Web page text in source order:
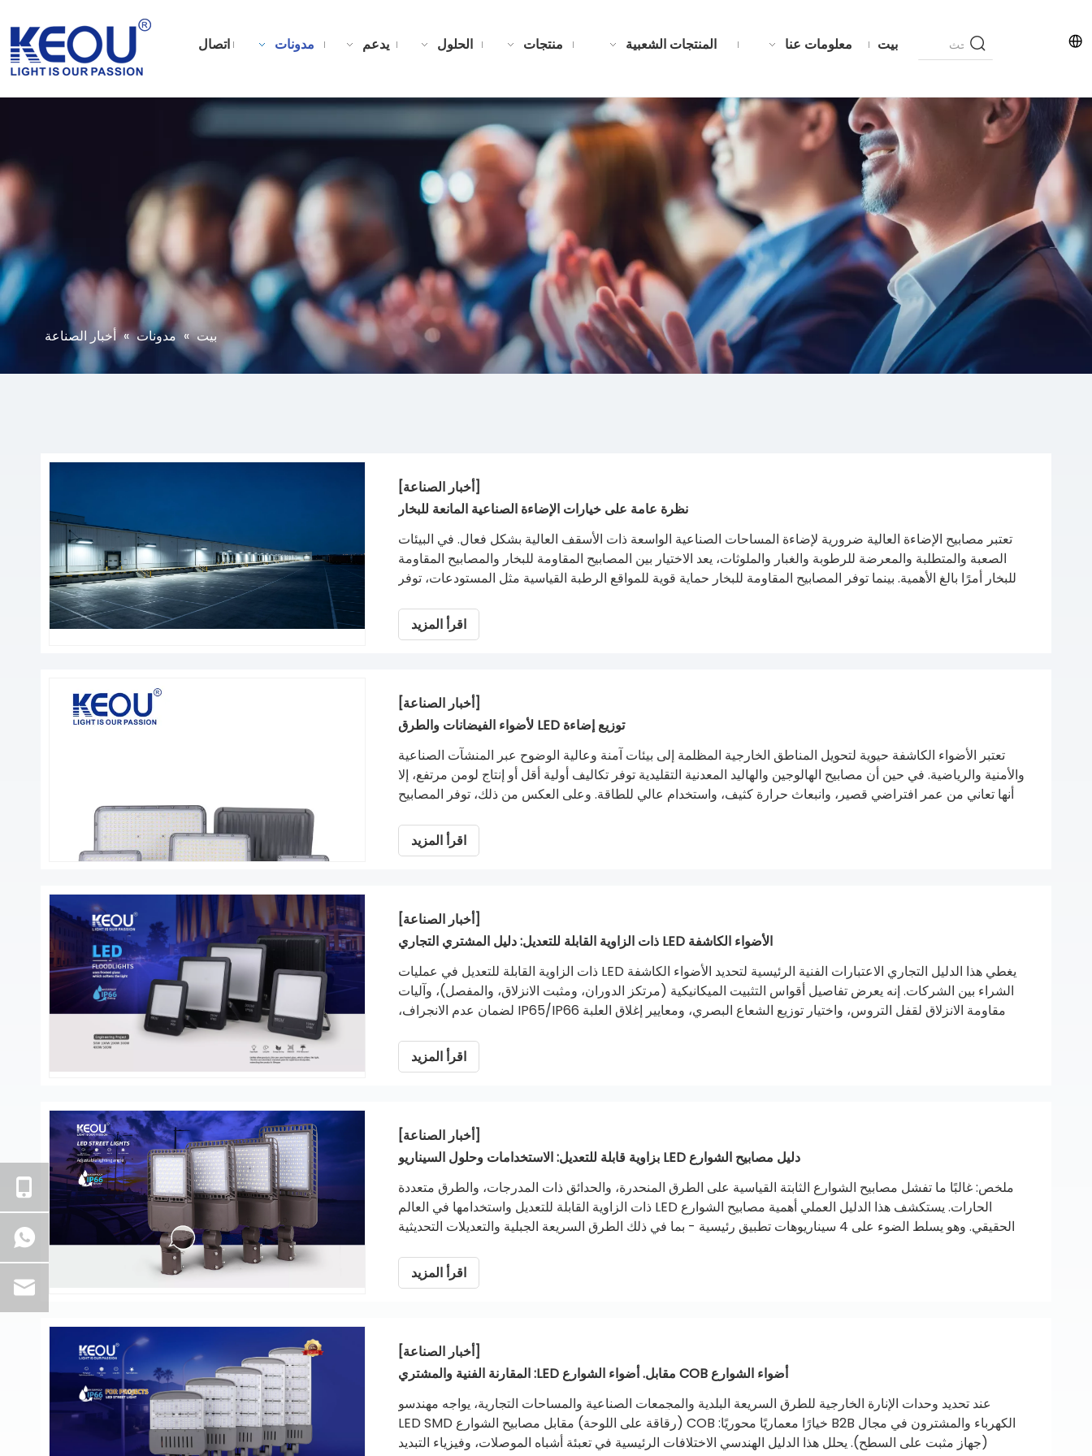
بيت معلومات عنا المنتجات الشعبية منتجات الحلول يدعم مدونات اتصال
بيت » مدونات » أخبار الصناعة
[أخبار الصناعة]
نظرة عامة على خيارات الإضاءة الصناعية المانعة للبخار
تعتبر مصابيح الإضاءة العالية ضرورية لإضاءة المساحات الصناعية الواسعة ذات الأسقف العالية بشكل فعال. في البيئات
الصعبة والمتطلبة والمعرضة للرطوبة والغبار والملوثات، يعد الاختيار بين المصابيح المقاومة للبخار والمصابيح المقاومة
للبخار أمرًا بالغ الأهمية. بينما توفر المصابيح المقاومة للبخار حماية قوية للمواقع الرطبة القياسية مثل المستودعات، توفر
اختيار تركيبات الإضاءة LED العالية المقاومة للكسر والموفرة للطاقة مع تصنيفات IP المناسبة يعزز السلامة في مكان
العمل، ويقلل من تكاليف الصيانة المستمرة، ويزيد من الأداء التشغيلي.
اقرأ المزيد
[أخبار الصناعة]
توزيع إضاءة LED لأضواء الفيضانات والطرق
تعتبر الأضواء الكاشفة حيوية لتحويل المناطق الخارجية المظلمة إلى بيئات آمنة وعالية الوضوح عبر المنشآت الصناعية
والأمنية والرياضية. في حين أن مصابيح الهالوجين والهاليد المعدنية التقليدية توفر تكاليف أولية أقل أو إنتاج لومن مرتفع، إلا
أنها تعاني من عمر افتراضي قصير، وانبعاث حرارة كثيف، واستخدام عالي للطاقة. وعلى العكس من ذلك، توفر المصابيح
ساعة. عند تركيبها بشكل صحيح مع ارتفاعات تركيب مثالية ودمجها في البنية التحتية للمدينة الذكية لإنترنت الأشياء، تعمل
هذه التركيبات الصديقة للبيئة على تحسين إدارة الموارد وتحقيق أقصى قدر من التوفير في التكاليف.
اقرأ المزيد
[أخبار الصناعة]
الأضواء الكاشفة LED ذات الزاوية القابلة للتعديل: دليل المشتري التجاري
يغطي هذا الدليل التجاري الاعتبارات الفنية الرئيسية لتحديد الأضواء الكاشفة LED ذات الزاوية القابلة للتعديل في عمليات
الشراء بين الشركات. إنه يعرض تفاصيل أقواس التثبيت الميكانيكية (مرتكز الدوران، ومثبت الانزلاق، والمفصل)، وآليات
مقاومة الانزلاق لقفل التروس، واختيار توزيع الشعاع البصري، ومعايير إغلاق العلبة IP65/IP66 لضمان عدم الانجراف،
اقرأ المزيد
[أخبار الصناعة]
دليل مصابيح الشوارع LED بزاوية قابلة للتعديل: الاستخدامات وحلول السيناريو
ملخص: غالبًا ما تفشل مصابيح الشوارع الثابتة القياسية على الطرق المنحدرة، والحدائق ذات المدرجات، والطرق متعددة
الحارات. يستكشف هذا الدليل العملي أهمية مصابيح الشوارع LED ذات الزاوية القابلة للتعديل واستخدامها في العالم
الحقيقي. وهو يسلط الضوء على 4 سيناريوهات تطبيق رئيسية - بما في ذلك الطرق السريعة الجبلية والتعديلات التحديثية
الشركات للإضاءة الخارجية البلدية.
اقرأ المزيد
[أخبار الصناعة]
أضواء الشوارع COB مقابل. أضواء الشوارع LED: المقارنة الفنية والمشتري
عند تحديد وحدات الإنارة الخارجية للطرق السريعة البلدية والمجمعات الصناعية والمساحات التجارية، يواجه مهندسو
الكهرباء والمشترون في مجال B2B خيارًا معماريًا محوريًا: COB (رقاقة على اللوحة) مقابل مصابيح الشوارع LED SMD
(جهاز مثبت على السطح). يحلل هذا الدليل الهندسي الاختلافات الرئيسية في تعبئة أشباه الموصلات، وفيزياء التبديد